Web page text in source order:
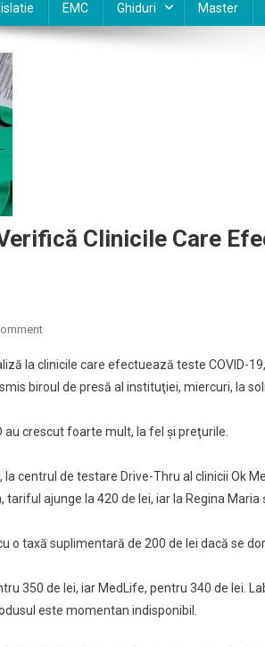
EMC Ghiduri Master
Clinicile Care
On
Concurenţei
Verifică
Care
Teste
COVID-
la clinicile care efectuează teste COVID-
biroul de presă al instituţiei, miercuri, la
au crescut foarte mult, la fel şi preţurile.
centrul de testare Drive-Thru al clinicii Ok
ajunge la 420 de lei, iar la Regina Maria
o taxă suplimentară de 200 de lei dacă se
350 de lei, iar MedLife, pentru 340 de lei.
este momentan indisponibil.